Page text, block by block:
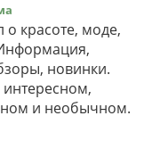
красоте, моде,
новинки.
и необычном.